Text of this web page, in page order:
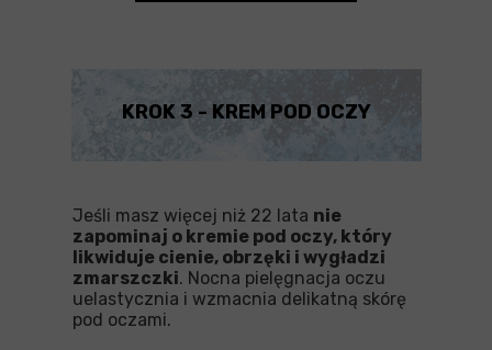
KROK 3 - KREM POD OCZY
Jeśli masz więcej niż 22 lata nie
zapominaj o kremie pod oczy, który
likwiduje cienie, obrzęki i wygładzi
zmarszczki. Nocna pielęgnacja oczu
uelastycznia i wzmacnia delikatną skórę
pod oczami.